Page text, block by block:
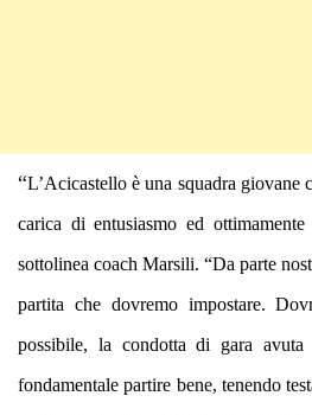
“L’Acicastello è una squadra giovane
carica di entusiasmo ed
sottolinea coach Marsili. “Da parte
partita che dovremo impostare.
possibile, la condotta di gara
fondamentale partire bene, tenendo